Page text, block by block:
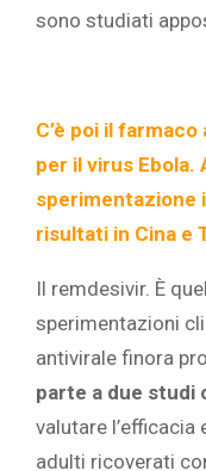
sono studiati
C’è poi il
per il virus Ebola.
sperimentazione
risultati in Cina e
Il remdesivir. È
sperimentazioni
antivirale finora
parte a due studi
valutare
adulti ricoverati